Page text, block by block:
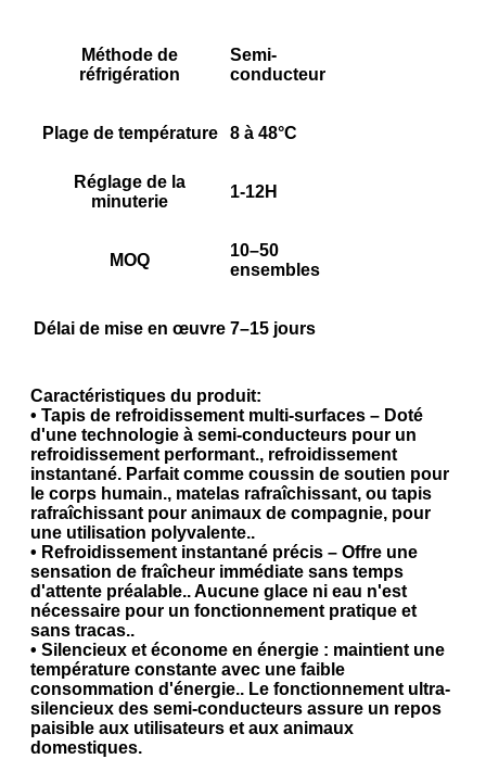
Méthode de
réfrigération
Semi-
conducteur
Plage de température 8 à 48°C
Réglage de la
minuterie
1-12H
MOQ
10–50
ensembles
Délai de mise en œuvre 7–15 jours
Caractéristiques du produit:
• Tapis de refroidissement multi-surfaces – Doté
d'une technologie à semi-conducteurs pour un
refroidissement performant., refroidissement
instantané. Parfait comme coussin de soutien pour
le corps humain., matelas rafraîchissant, ou tapis
rafraîchissant pour animaux de compagnie, pour
une utilisation polyvalente..
• Refroidissement instantané précis – Offre une
sensation de fraîcheur immédiate sans temps
d'attente préalable.. Aucune glace ni eau n'est
nécessaire pour un fonctionnement pratique et
sans tracas..
• Silencieux et économe en énergie : maintient une
température constante avec une faible
consommation d'énergie.. Le fonctionnement ultra-
silencieux des semi-conducteurs assure un repos
paisible aux utilisateurs et aux animaux
domestiques.